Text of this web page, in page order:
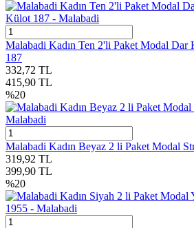
Malabadi Kadın Ten 2'li Paket Modal
187
332,72 TL
415,90 TL
%20
Malabadi Kadın Beyaz 2 li Paket Modal
319,92 TL
399,90 TL
%20